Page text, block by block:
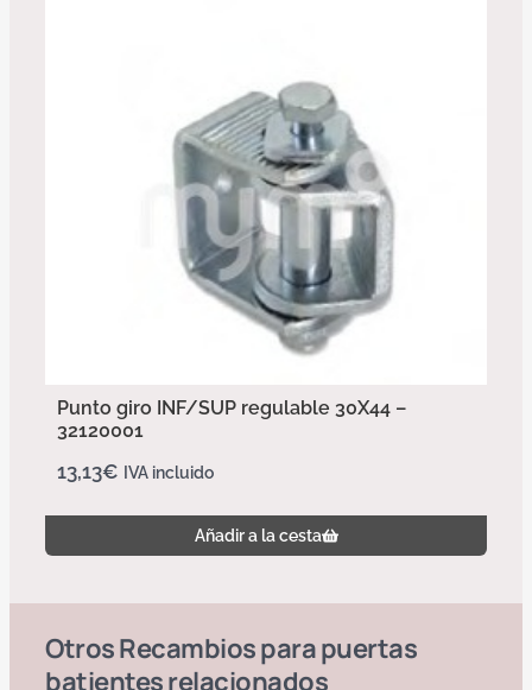
Punto giro INF/SUP regulable 30X44 –
32120001
13,13€ IVA incluido
Añadir a la cesta
OtrosRecambios para puertas
batientesrelacionados